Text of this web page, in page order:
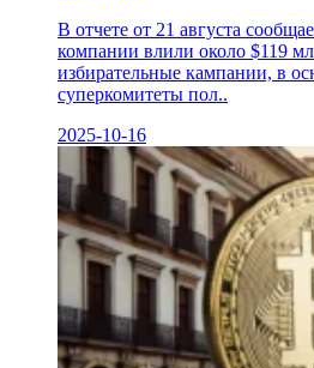
В отчете от 21 августа
компании влили около $119
избирательные кампании, в
суперкомитеты пол..
2025-10-16